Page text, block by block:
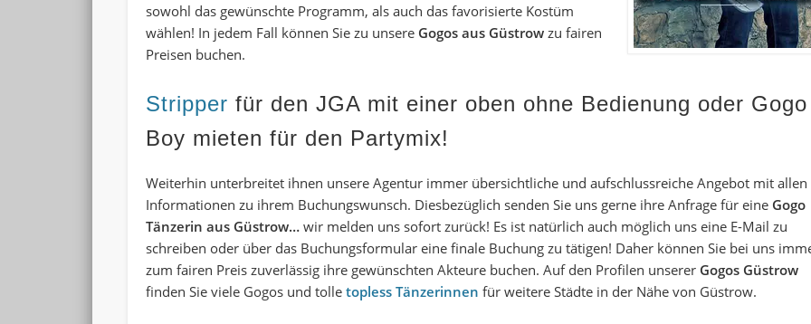
sowohl das gewünschte Programm, als auch das favorisierte Kostüm
wählen! In jedem Fall können Sie zu unsere Gogos aus Güstrowzu fairen
Preisen buchen.
Stripper für den JGA mit einer oben ohne Bedienung oder Gogo
Boy mieten für den Partymix!
Weiterhin unterbreitet ihnen unsere Agentur immer übersichtliche und aufschlussreiche Angebot mit allen
Informationen zu ihrem Buchungswunsch. Diesbezüglich senden Sie uns gerne ihre Anfrage für eine Gogo
Tänzerin aus Güstrow…wir melden uns sofort zurück! Es ist natürlich auch möglich uns eine E-Mail zu
schreiben oder über das Buchungsformular eine finale Buchung zu tätigen! Daher können Sie bei uns
zum fairen Preis zuverlässig ihre gewünschten Akteure buchen. Auf den Profilen unserer Gogos Güstrow
finden Sie vieleGogos und tolle topless Tänzerinnen für weitere Städte in der Nähe von Güstrow.